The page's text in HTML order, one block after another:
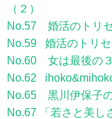
（２）
No.57 婚活のトリ
No.59 婚活のトリ
No.60 女は最後の
No.62
No.65 黒川伊保子
No.67 「若さと美し